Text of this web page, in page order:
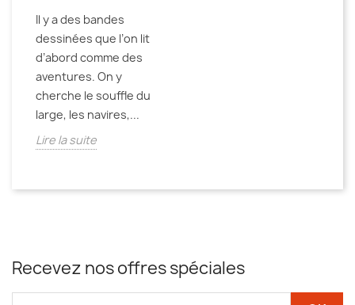
Il y a des bandes
dessinées que l’on lit
d’abord comme des
aventures. On y
cherche le souffle du
large, les navires,...
Lire la suite
Recevez nos offres spéciales